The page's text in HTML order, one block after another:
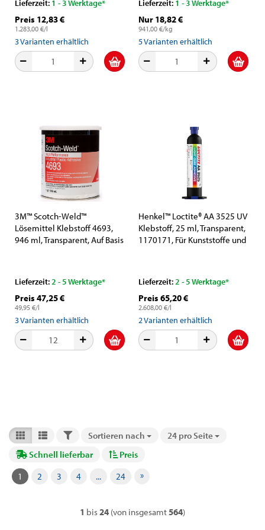
Lieferzeit: 1 - 3 Werktage*
Preis 12,83 €
1.283,00 €/l
3Varianten erhältlich
Lieferzeit: 1 - 3 Werktage*
Nur 18,82 €
941,00 €/kg
5Varianten erhältlich
3M™ Scotch-Weld™
Lösemittel Klebstoff 4693,
946 ml, Transparent, Auf Basis
Lieferzeit:2 - 5 Werktage*
Preis 47,25 €
49,95 €/l
3Varianten erhältlich
Henkel™ Loctite® AA 3525 UV
Klebstoff, 25 ml, Transparent,
1170171, Für Kunststoffe und
Lieferzeit:2 - 5 Werktage*
Preis 65,20 €
2.608,00 €/l
2Varianten erhältlich
FILTERSortieren nach
Sortieren nach 24 pro Seite
pro Seite
Schnell lieferbar
Preis
1
2 3 4 ... 24 »
1 bis24 (von insgesamt564)